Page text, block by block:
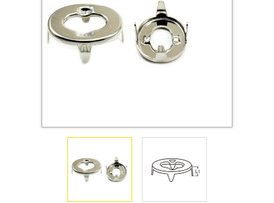
Инструмент
Оснастка и аксессуары для яхт